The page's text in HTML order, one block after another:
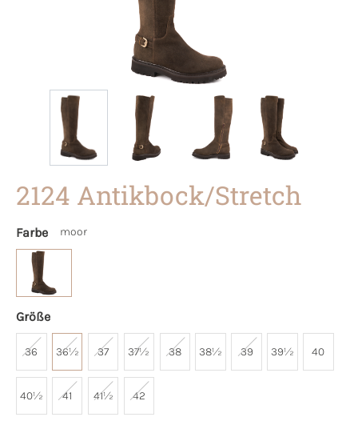
2124 Antikbock/Stretch
Farbe moor
Größe
36 36½ 37 37½ 38 38½ 39 39½ 40
40½ 41 41½ 42